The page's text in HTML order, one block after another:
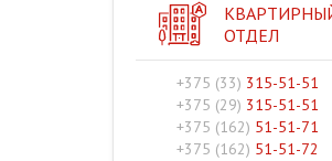
ОТДЕЛ
+375 (33) 315-51-51
+375 (29) 315-51-51
+375 (162) 51-51-71
+375 (162) 51-51-72